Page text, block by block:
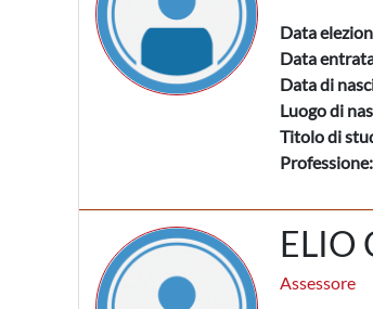
Data
Data
Data di
Luogo di
Titolo di
Professione:
ELIO
Assessore